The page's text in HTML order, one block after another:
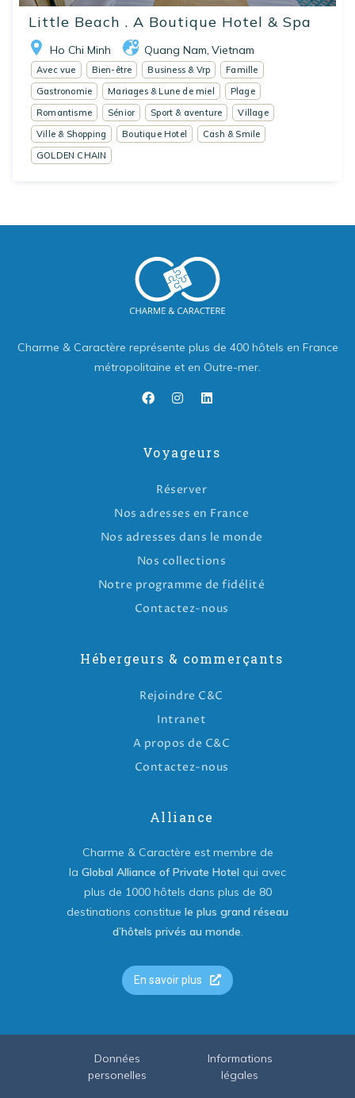
Little Beach . A Boutique Hotel & Spa
Ho Chi Minh Quang Nam, Vietnam
Avec vue Bien-être Business & Vrp
Famille
Gastronomie
Mariages & Lune de miel
Plage
Romantisme
Sénior Sport & aventure
Village
Ville & Shopping
Boutique Hotel
Cash & Smile
GOLDEN CHAIN
Charme & Caractère représente plus de 400 hôtels en France
métropolitaine et en Outre-mer.
Voyageurs
Réserver
Nos adresses en France
Nos adresses dans le monde
Nos collections
Notre programme de fidélité
Contactez-nous
Hébergeurs & commerçants
Rejoindre C&C
Intranet
A propos de C&C
Contactez-nous
Alliance
Charme & Caractère est membre de
la Global Alliance of Private Hotel qui avec
plus de 1000 hôtels dans plus de 80
destinations constitue le plus grand réseau
d’hôtels privés au monde.
En savoir plus
Données
personelles
Informations
légales